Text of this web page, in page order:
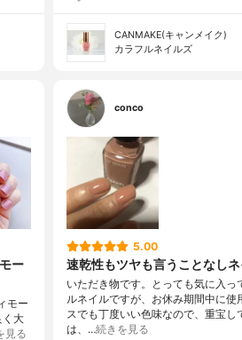
CANMAKE(キャンメイク)
カラフルネイルズ
ー
モー
く大
見る
conco
5.00
速乾性もツヤも言うことなし
いただき物です。とっても気に入っ
ルネイルですが、お休み期間中に使
スでも丁度いい色味なので、重宝し
は、…続きを見る